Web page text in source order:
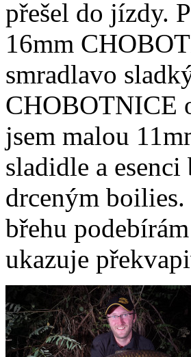
přešel do jízdy.
16mm
smradlavo
CHOBOTNICE
jsem malou
sladidle a
drceným
břehu
ukazuje